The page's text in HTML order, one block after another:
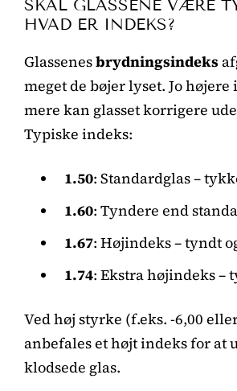
SKAL GLASSENE VÆRE
HVAD ER INDEKS?
Glassenesbrydningsindeks
meget de bøjer lyset. Jo højere
mere kan glasset korrigere
Typiske indeks:
1.50: Standardglas –
1.60: Tyndere end
1.67: Højindeks – tyndt
1.74: Ekstra højindeks –
Ved høj styrke (f.eks. -6,00
anbefales et højt indeks for at
klodsede glas.